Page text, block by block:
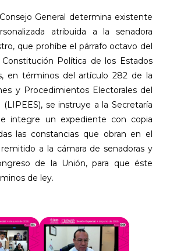
General determina existente
atribuida a la senadora
que prohíbe el párrafo octavo del
Política de los Estados
en términos del artículo 282 de la
y Procedimientos Electorales del
(LIPEES), se instruye a la Secretaría
integre un expediente con copia
las constancias que obran en el
a la cámara de senadoras y
de la Unión, para que éste
de ley.